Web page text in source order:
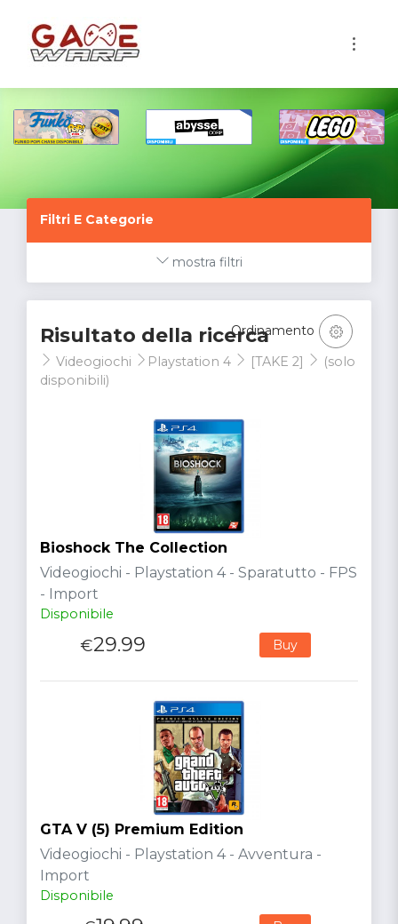
Filtri E Categorie
mostra filtri
Risultato della ricerca
Videogiochi Playstation 4 [TAKE 2]
(solo
disponibili)
Ordinamento
Bioshock The Collection
Videogiochi - Playstation 4 - Sparatutto - FPS
- Import
Disponibile
€29.99 Buy
GTA V (5) Premium Edition
Videogiochi - Playstation 4 - Avventura -
Import
Disponibile